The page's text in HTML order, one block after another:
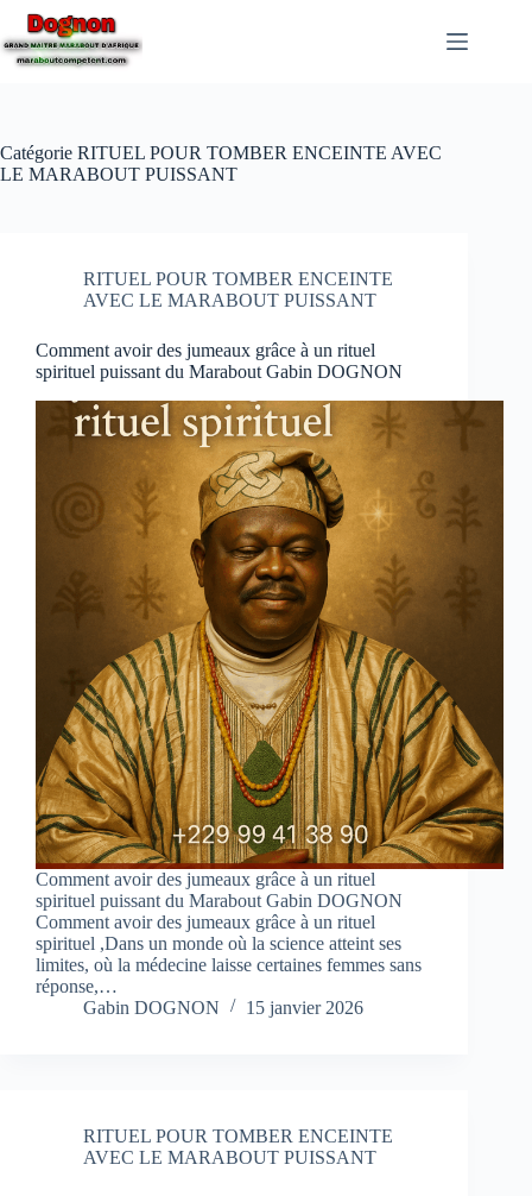
Catégorie RITUEL POUR TOMBER ENCEINTE AVEC
LE MARABOUT PUISSANT
RITUEL POUR TOMBER ENCEINTE
AVEC LE MARABOUT PUISSANT
Comment avoir des jumeaux grâce à un rituel
spirituel puissant du Marabout Gabin DOGNON
Comment avoir des jumeaux grâce à un rituel
spirituel puissant du Marabout Gabin DOGNON
Comment avoir des jumeaux grâce à un rituel
spirituel ,Dans un monde où la science atteint ses
limites, où la médecine laisse certaines femmes sans
réponse,…
Gabin DOGNON
15 janvier 2026
RITUEL POUR TOMBER ENCEINTE
AVEC LE MARABOUT PUISSANT